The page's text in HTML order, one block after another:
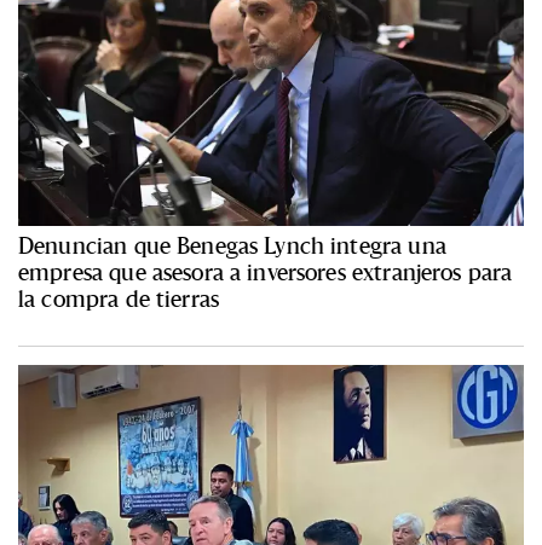
Denuncian que Benegas Lynch integra una
empresa que asesora a inversores extranjeros para
la compra de tierras